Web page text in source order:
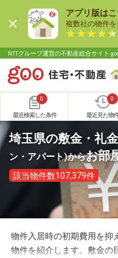
アプリ版は
複数社の物件を
NTTグループ運営の不動産総合サイト
0
最近検索した条件
0
最近見た物
埼玉県の敷金・礼
ン・アパート)からお部
該当物件数107,379件
物件入居時の初期費用を抑
物件を紹介します。敷金の